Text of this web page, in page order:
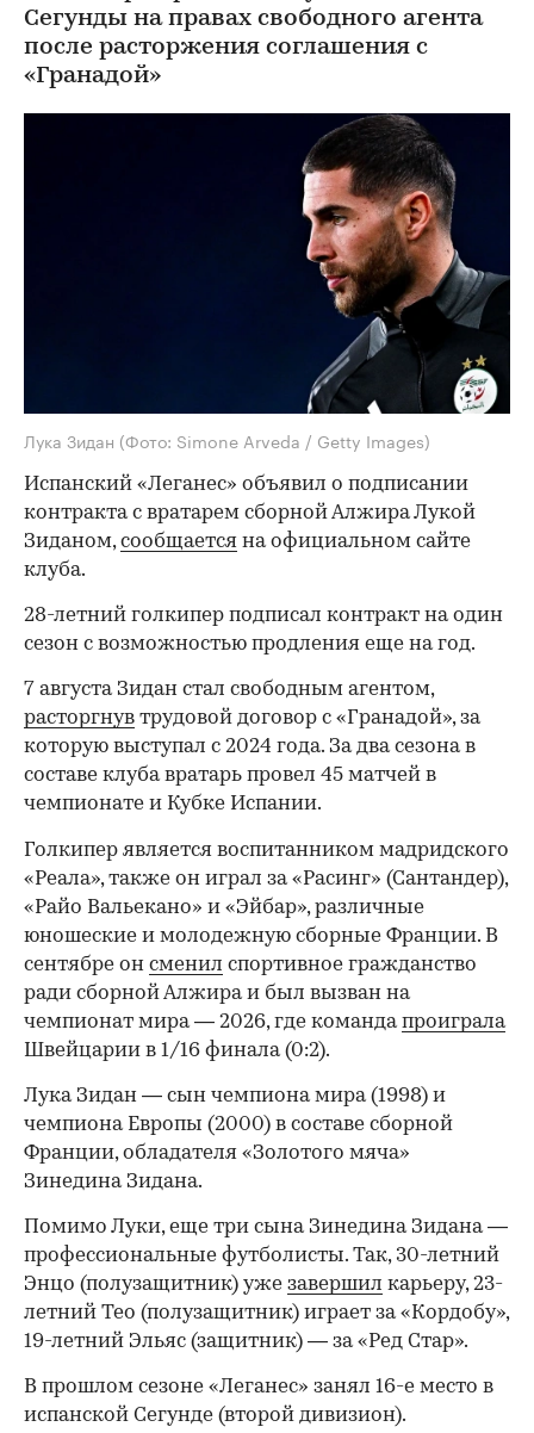
Сегунды на правах свободного агента
после расторжения соглашения с
«Гранадой»
Лука Зидан (Фото: Simone Arveda / Getty Images)
Испанский «Леганес» объявил о подписании
контракта с вратарем сборной Алжира Лукой
Зиданом,сообщается на официальном сайте
клуба.
28-летний голкипер подписал контракт на один
сезон с возможностью продления еще на год.
7 августа Зидан стал свободным агентом,
расторгнув трудовой договор с «Гранадой», за
которую выступал с 2024 года. За два сезона в
составе клуба вратарь провел 45 матчей в
чемпионате и Кубке Испании.
Голкипер является воспитанником мадридского
«Реала», также он играл за «Расинг» (Сантандер),
«Райо Вальекано» и «Эйбар», различные
юношеские и молодежную сборные Франции. В
сентябре он сменил спортивное гражданство
ради сборной Алжира и был вызван на
чемпионат мира — 2026, где командапроиграла
Швейцарии в 1/16 финала (0:2).
Лука Зидан — сын чемпиона мира (1998) и
чемпиона Европы (2000) в составе сборной
Франции, обладателя «Золотого мяча»
Зинедина Зидана.
Помимо Луки, еще три сына Зинедина Зидана —
профессиональные футболисты. Так, 30-летний
Энцо (полузащитник) уже завершил карьеру, 23-
летний Тео (полузащитник) играет за «Кордобу»,
19-летний Эльяс (защитник) — за «Ред Стар».
В прошлом сезоне «Леганес» занял 16-е место в
испанской Сегунде (второй дивизион).